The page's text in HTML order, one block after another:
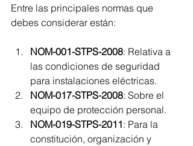
Entre las principales normas que
debes considerar están:
NOM-001-STPS-2008: Relativa a
las condiciones de seguridad
para instalaciones eléctricas.
NOM-017-STPS-2008: Sobre el
equipo de protección personal.
NOM-019-STPS-2011: Para la
constitución, organización y